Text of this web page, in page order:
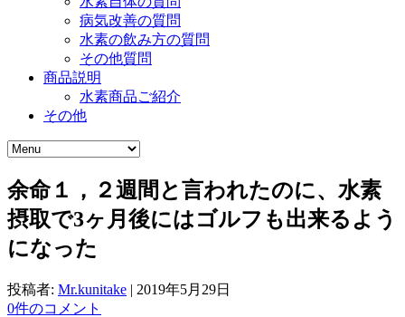
病気改善の質問
水素の飲み方の質問
その他質問
商品説明
水素商品ご紹介
その他
余命１，２週間と言われたのに、水素
摂取で3ヶ月後にはゴルフも出来るよう
になった
投稿者: Mr.kunitake | 2019年5月29日
0件のコメント